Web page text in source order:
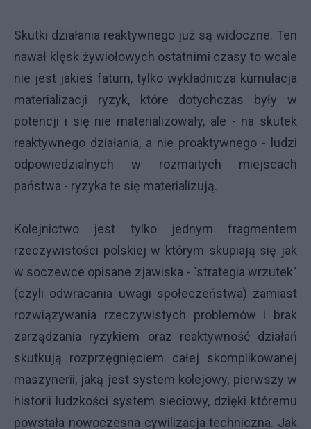
Skutki działania reaktywnego już są widoczne. Ten
nawał klęsk żywiołowych ostatnimi czasy to wcale
nie jest jakieś fatum, tylko wykładnicza kumulacja
materializacji ryzyk, które dotychczas były w
potencji i się nie materializowały, ale - na skutek
reaktywnego działania, a nie proaktywnego - ludzi
odpowiedzialnych w rozmaitych miejscach
państwa - ryzyka te się materializują.
Kolejnictwo jest tylko jednym fragmentem
rzeczywistości polskiej w którym skupiają się jak
w soczewce opisane zjawiska - "strategia wrzutek"
(czyli odwracania uwagi społeczeństwa) zamiast
rozwiązywania rzeczywistych problemów i brak
zarządzania ryzykiem oraz reaktywność działań
skutkują rozprzęgnięciem całej skomplikowanej
maszynerii, jaką jest system kolejowy, pierwszy w
historii ludzkości system sieciowy, dzięki któremu
powstała nowoczesna cywilizacja techniczna. Jak